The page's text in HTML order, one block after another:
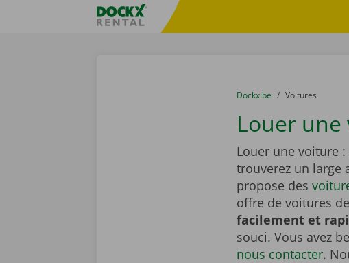
sitename
You are here:
du
Dockx.be to
Voitures
Louer une
Louer une voiture
trouverez un large
propose des
offre de voitures
facilement et
souci. Vous avez
nous contacter.